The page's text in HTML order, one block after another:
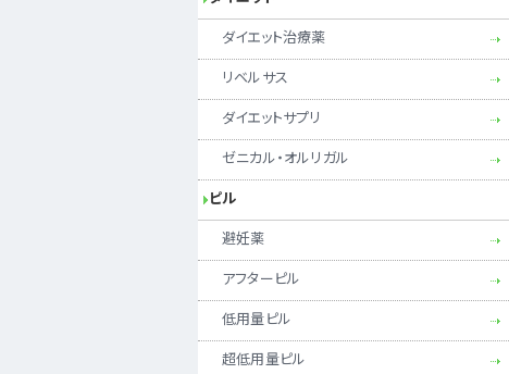
ダイエット治療薬
リベルサス
ダイエットサプリ
ゼニカル・オルリガル
ピル
避妊薬
アフターピル
低用量ピル
超低用量ピル